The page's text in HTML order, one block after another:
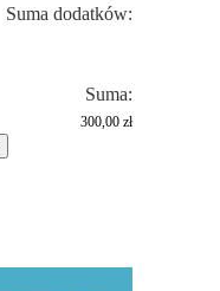
Suma dodatków:
Suma:
300,00 zł